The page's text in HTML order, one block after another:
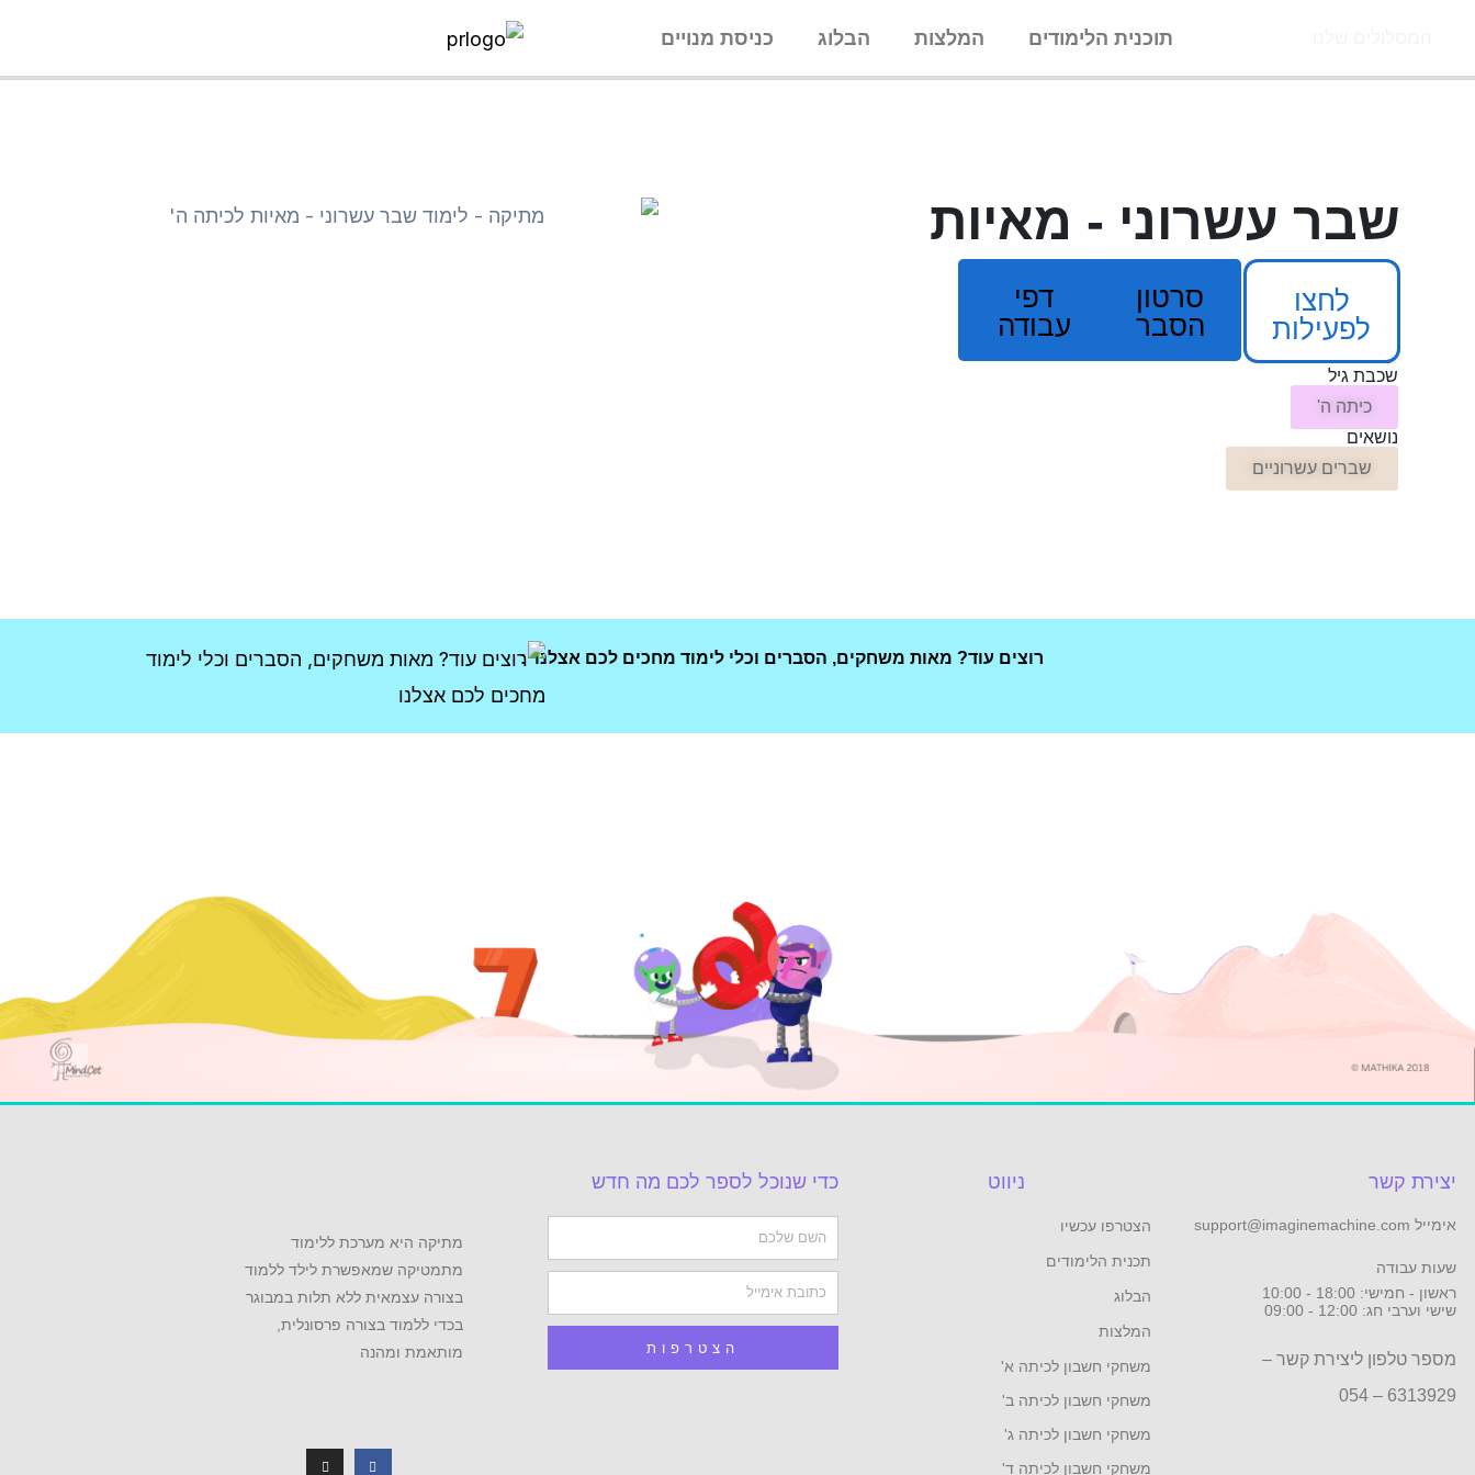
תוכנית הלימודים המלצות הבלוג כניסת מנויים
שבר עשרוני - מאיות
לחצו
לפעילות
סרטון
הסבר
דפי
עבודה
שכבת גיל
כיתה ה'
נושאים
שברים עשרוניים
רוצים עוד? מאות משחקים, הסברים וכלי לימוד מחכים לכם אצלנו :
יצירת קשר
אימייל support@imaginemachine.com
שעות עבודה
ראשון - חמישי: 18:00 - 10:00
שישי וערבי חג: 12:00 - 09:00
מספר טלפון ליצירת קשר –
6313929 – 054
ניווט
הצטרפו עכשיו
תכנית הלימודים
הבלוג
המלצות
משחקי חשבון לכיתה א'
משחקי חשבון לכיתה ב'
משחקי חשבון לכיתה ג'
משחקי חשבון לכיתה ד'
כדי שנוכל לספר לכם מה חדש
Name
Email
הצטרפות
מתיקה היא מערכת ללימוד
מתמטיקה שמאפשרת לילד ללמוד
בצורה עצמאית ללא תלות במבוגר
בכדי ללמוד בצורה פרסונלית,
מותאמת ומהנה
c
e
s
t